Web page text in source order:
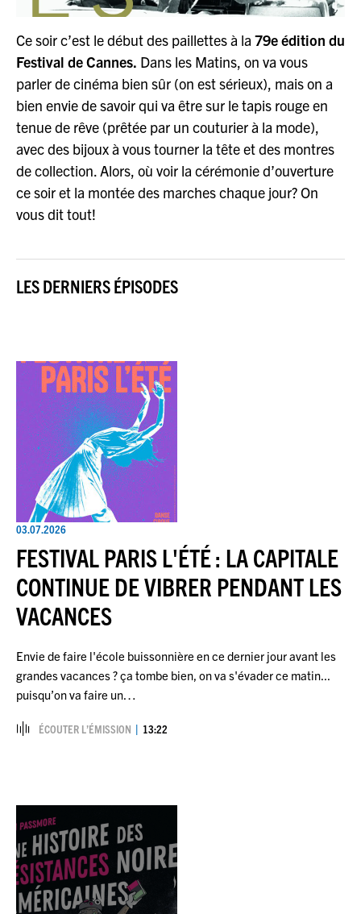
Ce soir c’est le début des paillettes à la 79e édition du
Festival de Cannes. Dans les Matins, on va vous
parler de cinéma bien sûr (on est sérieux), mais on a
bien envie de savoir qui va être sur le tapis rouge en
tenue de rêve (prêtée par un couturier à la mode),
avec des bijoux à vous tourner la tête et des montres
de collection. Alors, où voir la cérémonie d’ouverture
ce soir et la montée des marches chaque jour? On
vous dit tout!
LES DERNIERS ÉPISODES
03.07.2026
FESTIVAL PARIS L'ÉTÉ : LA CAPITALE
CONTINUE DE VIBRER PENDANT LES
VACANCES
Envie de faire l'école buissonnière en ce dernier jour avant les
grandes vacances ? ça tombe bien, on va s'évader ce matin...
puisqu’on va faire un…
ÉCOUTER L’ÉMISSION 13:22